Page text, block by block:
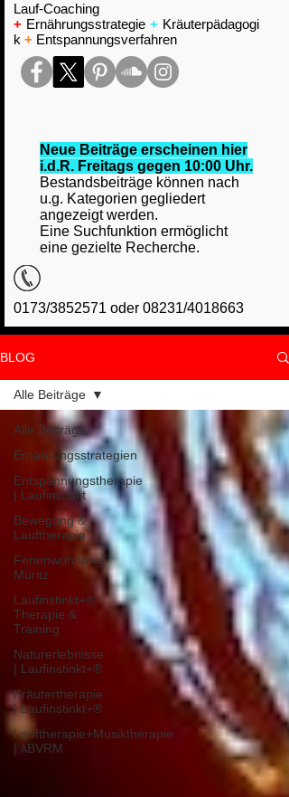
Lauf-Coaching
+ Ernährungsstrategie + Kräuterpädagogi
k + Entspannungsverfahren
Neue Beiträge erscheinen hier
i.d.R. Freitags gegen 10:00 Uhr.
Bestandsbeiträge können nach
u.g. Kategorien gegliedert
angezeigt werden.
Eine Suchfunktion ermöglicht
eine gezielte Recherche.
0173/3852571 oder 08231/4018663
BLOG
Alle Beiträge
Ernährungsstrategien
Entspannungstherapie
| Laufinstinkt
Bewegung &
Lauftherapie
Ferienwohnung
Müritz
Laufinstinkt+®
Therapie &
Training
Naturerlebnisse
| Laufinstinkt+®
Kräutertherapie
| Laufinstinkt+®
Lauftherapie+Musiktherapie
| λBVRM
Alle Beiträge